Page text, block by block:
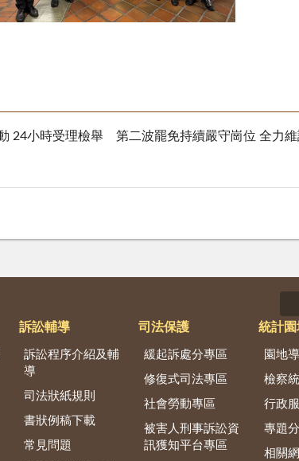
小時受理檢舉 第二波罷免持續嚴守崗位 全力維
訴訟輔導
訴訟程序介紹及輔
導
司法狀紙規則
書狀例稿下載
常見問題
司法保護
緩起訴處分專區
修復式司法專區
社會勞動專區
被害人刑事訴訟資
訊獲知平台專區
統計園
園地
檢察
行政
專題
相關